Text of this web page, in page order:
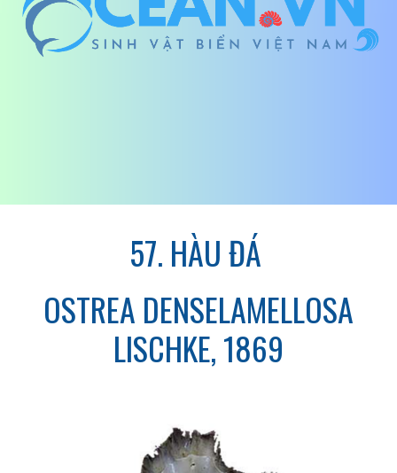
57. HÀU ĐÁ
OSTREA DENSELAMELLOSA
LISCHKE, 1869